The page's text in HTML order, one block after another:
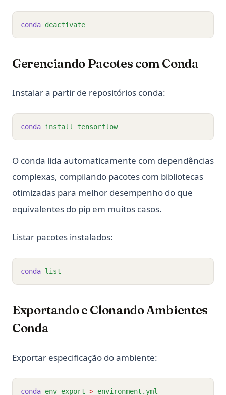
conda deactivate
Gerenciando Pacotes com Conda
Instalar a partir de repositórios conda:
conda install tensorflow
O conda lida automaticamente com dependências
complexas, compilando pacotes com bibliotecas
otimizadas para melhor desempenho do que
equivalentes do pip em muitos casos.
Listar pacotes instalados:
conda list
Exportando e Clonando Ambientes
Conda
Exportar especificação do ambiente:
conda env export > environment.yml